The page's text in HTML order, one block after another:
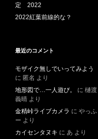
定 2022
2022紅葉前線的な？
最近のコメント
モザイク無しでいってみよう
に 匿名 より
地形図で…一人遊び。
に 樋渡
義晴 より
金精峠ライブカメラ に やっふ
ー より
カイセンタヌキ に あ より